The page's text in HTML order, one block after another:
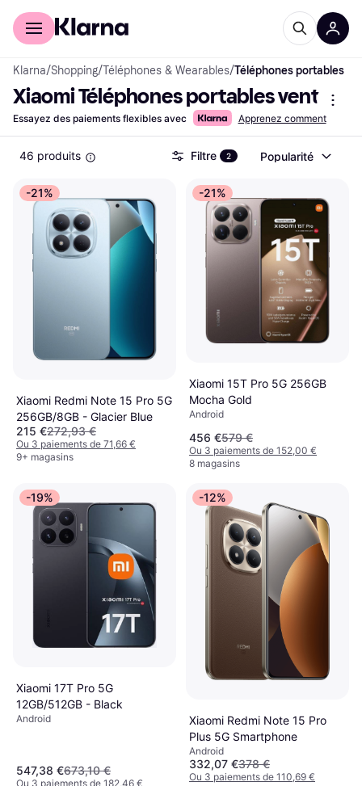
Acheter avec Klarna
Klarna/Shopping/Téléphones & Wearables/Téléphones portables
Xiaomi Téléphones portables vente
Essayez des paiements flexibles avec Apprenez comment
46 produits Filtre 2 Popularité
-21%
Xiaomi Redmi Note 15 Pro 5G
256GB/8GB - Glacier Blue
215 €272,93 €
Ou 3 paiements de 71,66 €
9+ magasins
-21%
Xiaomi 15T Pro 5G 256GB
Mocha Gold
Android
456 €579 €
Ou 3 paiements de 152,00 €
8 magasins
-19%
Xiaomi 17T Pro 5G
12GB/512GB - Black
Android
547,38 €673,10 €
Ou 3 paiements de 182,46 €
-12%
Xiaomi Redmi Note 15 Pro
Plus 5G Smartphone
Android
332,07 €378 €
Ou 3 paiements de 110,69 €